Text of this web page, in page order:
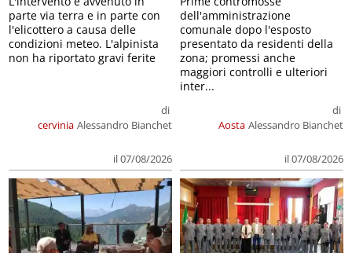
cervinia
di
Alessandro Bianchet
il 07/08/2026
parte via terra e in parte con
l'elicottero a causa delle
condizioni meteo. L'alpinista
non ha riportato gravi ferite
Aosta
di
Alessandro Bianchet
il 07/08/2026
dell'amministrazione
comunale dopo l'esposto
presentato da residenti della
zona; promessi anche
maggiori controlli e ulteriori
inter...